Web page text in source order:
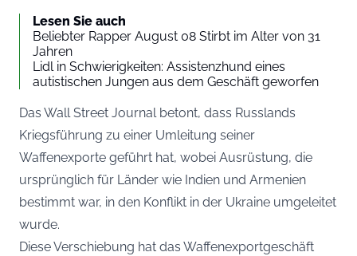
Lesen Sie auch
Beliebter Rapper August 08 Stirbt im Alter von 31
Jahren
Lidl in Schwierigkeiten: Assistenzhund eines
autistischen Jungen aus dem Geschäft geworfen
Das Wall Street Journal betont, dass Russlands
Kriegsführung zu einer Umleitung seiner
Waffenexporte geführt hat, wobei Ausrüstung, die
ursprünglich für Länder wie Indien und Armenien
bestimmt war, in den Konflikt in der Ukraine umgeleitet
wurde.
Diese Verschiebung hat das Waffenexportgeschäft